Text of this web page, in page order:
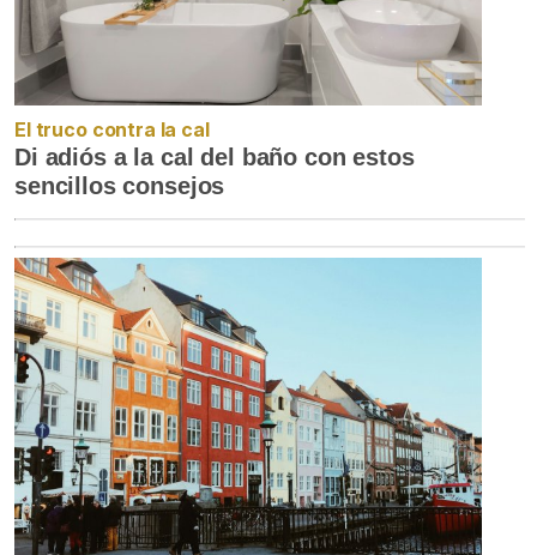
El truco contra la cal
Di adiós a la cal del baño con estos
sencillos consejos